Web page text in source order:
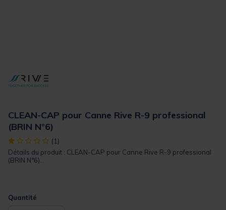
CLEAN-CAP pour Canne Rive R-9 professional
(BRIN N°6)
[object Object] out of 5 Customer Rating
(1)
Détails du produit : CLEAN-CAP pour Canne Rive R-9 professional
(BRIN N°6)...
Quantité